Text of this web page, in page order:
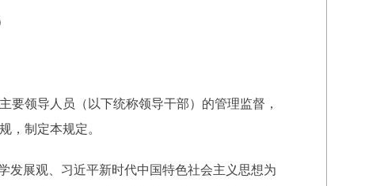
领导人员（以下统称领导干部）的管理监督，
，制定本规定。
展观、习近平新时代中国特色社会主义思想为